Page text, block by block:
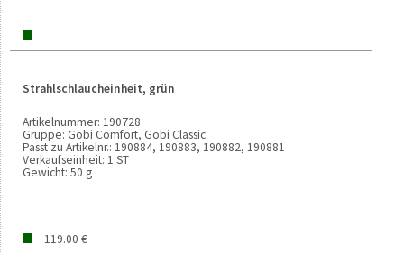
Strahlschlaucheinheit, grün
Artikelnummer: 190728
Gruppe: Gobi Comfort, Gobi Classic
Passt zu Artikelnr.: 190884, 190883, 190882, 190881
Verkaufseinheit: 1 ST
Gewicht: 50 g
119.00 €